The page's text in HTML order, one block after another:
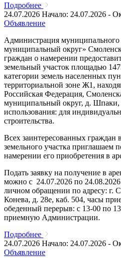
Подробнее
24.07.2026 Начало: 24.07.2026 -
Объявление
Администрация
муниципальный округ»
граждан о намерении
земельный участок площадью
категории земель населенных
территориальной зоне Ж1,
Российская Федерация,
муниципальный округ, д. Шпаки,
использования: для
строительства.
Всех заинтересованных граждан
земельного участка приглашаем
намерении его приобретения в
Подать заявку на получение в
можно с 24.07.2026 по
личном обращении по адресу: г.
Конева, д. 28е, каб. 504, часы
обеденный перерыв: с 13-00 по
приемную Администрации.
Подробнее
24.07.2026 Начало: 24.07.2026 -
Объявление